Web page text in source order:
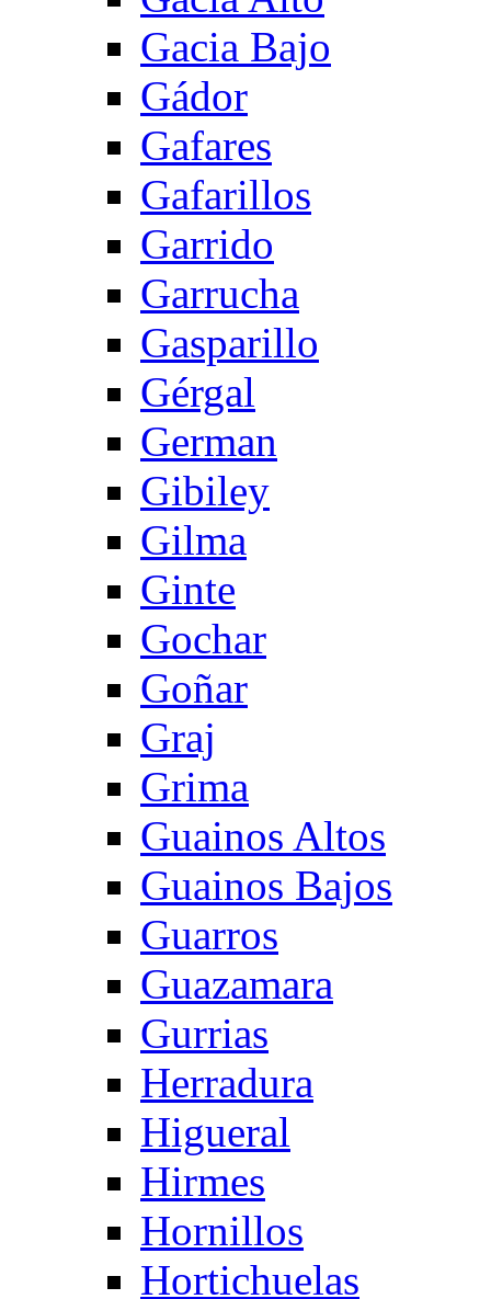
Gacia Bajo
Gádor
Gafares
Gafarillos
Garrido
Garrucha
Gasparillo
Gérgal
German
Gibiley
Gilma
Ginte
Gochar
Goñar
Graj
Grima
Guainos Altos
Guainos Bajos
Guarros
Guazamara
Gurrias
Herradura
Higueral
Hirmes
Hornillos
Hortichuelas